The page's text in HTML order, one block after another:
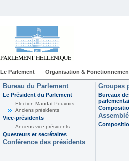
Le Parlement Organisation &
Bureau du Parlement
Le Président du Parlement
Election-Mandat-Pouvoirs
Anciens présidents
Vice-présidents
Anciens vice-présidents
Questeurs et secrétaires
Conférence des présidents
Groupes
Bureaux